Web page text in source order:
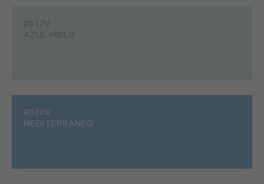
#017V
AZUL HIELO
#020V
MEDITERRÁNEO